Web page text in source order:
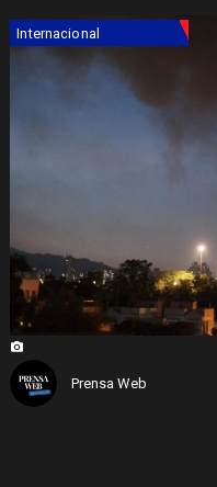
Internacional
Prensa Web